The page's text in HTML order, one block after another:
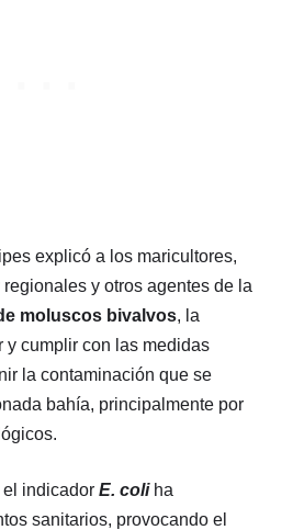
explicó a los maricultores,
y otros agentes de la
moluscos bivalvos, la
y cumplir con las medidas
la contaminación que se
bahía, principalmente por
el indicador E. coliha
sanitarios, provocando el